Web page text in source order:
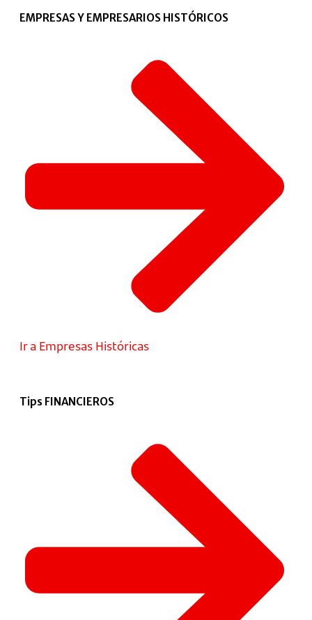
EMPRESAS Y EMPRESARIOS HISTÓRICOS
Ir a Empresas Históricas
Tips FINANCIEROS